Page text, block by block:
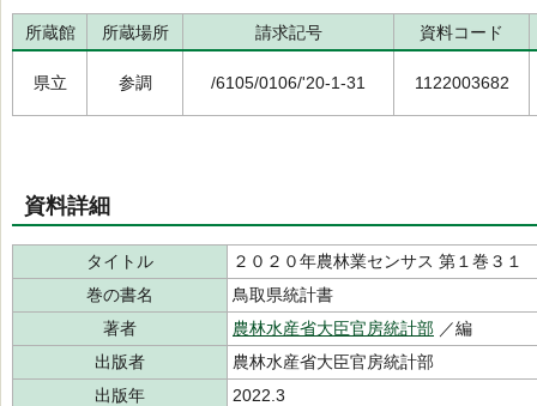
所蔵館 所蔵場所 請求記号 資料コード
県立 参調 /6105/0106/'20-1-31 1122003682
資料詳細
タイトル
２０２０年農林業センサス 第１巻３１
巻の書名
鳥取県統計書
著者
農林水産省大臣官房統計部 ／編
出版者
農林水産省大臣官房統計部
出版年
2022.3